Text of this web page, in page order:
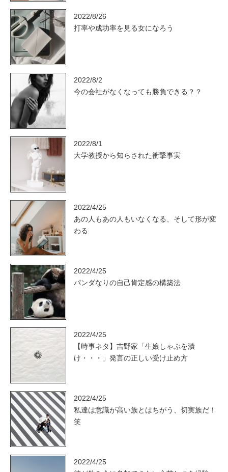
2022/8/26
打率や成功率を見る女になろう
2022/8/2
今の会社がなくなっても勝負できる？？
2022/8/1
大学教授から知らされた衝撃事実
2022/4/25
あの人もあの人もいなくなる、そして形が変
わる
2022/4/25
パンダなりの自己肯定感の構築法
2022/4/25
【時事ネタ】吉野家「生娘しゃぶを漬
け・・・」発言の正しい受け止め方
2022/4/25
私達は意識が高い族とはちがう、切実族だ！
笑
2022/4/25